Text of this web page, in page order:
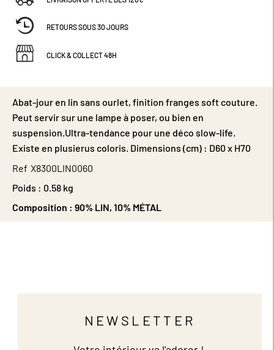
RETOURS SOUS 30 JOURS
CLICK & COLLECT 48H
Abat-jour en lin sans ourlet, finition franges soft couture.
Peut servir sur une lampe à poser, ou bien en
suspension.Ultra-tendance pour une déco slow-life.
Existe en plusierus coloris. Dimensions (cm) : D60 x H70
Ref X8300LIN0060
Poids : 0.58 kg
Composition : 90% LIN, 10% MÉTAL
NEWSLETTER